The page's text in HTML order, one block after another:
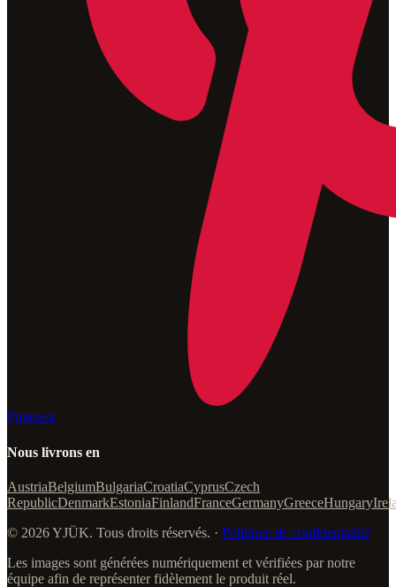
Pinterest
Nous livrons en
AustriaBelgiumBulgariaCroatiaCyprusCzech
RepublicDenmarkEstoniaFinlandFranceGermanyGreeceHungary
© 2026 YJÜK. Tous droits réservés. · Politique de confidentialité
Les images sont générées numériquement et vérifiées par notre
équipe afin de représenter fidèlement le produit réel.